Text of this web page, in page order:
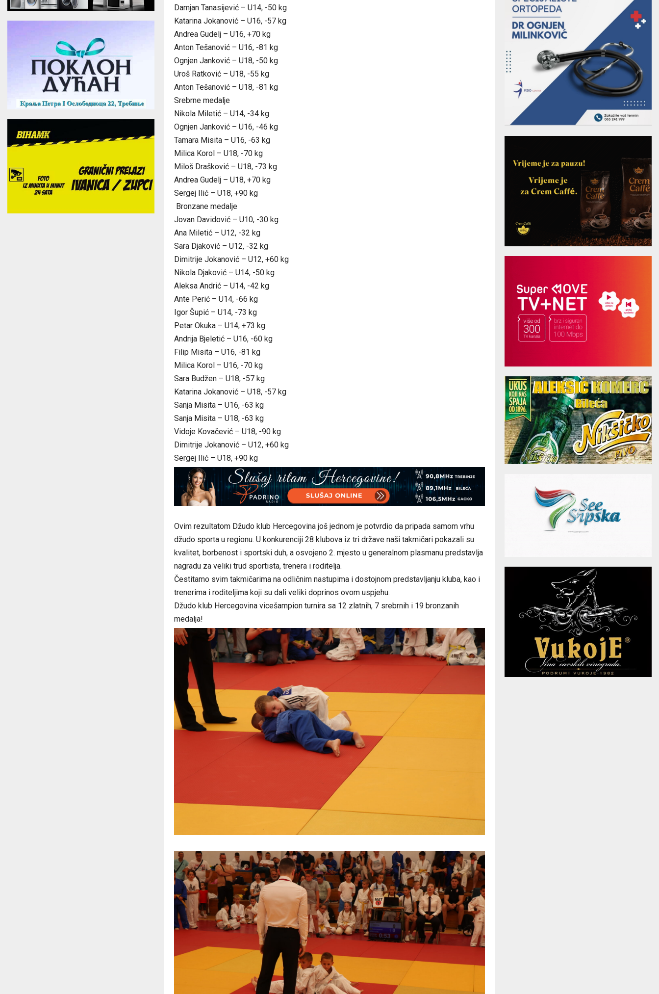
Damjan Tanasijević – U14, -50 kg
Katarina Jokanović – U16, -57 kg
Andrea Gudelj – U16, +70 kg
Anton Tešanović – U16, -81 kg
Ognjen Janković – U18, -50 kg
Uroš Ratković – U18, -55 kg
Anton Tešanović – U18, -81 kg
Srebrne medalje
Nikola Miletić – U14, -34 kg
Ognjen Janković – U16, -46 kg
Tamara Misita – U16, -63 kg
Milica Korol – U18, -70 kg
Miloš Drašković – U18, -73 kg
Andrea Gudelj – U18, +70 kg
Sergej Ilić – U18, +90 kg
Bronzane medalje
Jovan Davidović – U10, -30 kg
Ana Miletić – U12, -32 kg
Sara Djaković – U12, -32 kg
Dimitrije Jokanović – U12, +60 kg
Nikola Djaković – U14, -50 kg
Aleksa Andrić – U14, -42 kg
Ante Perić – U14, -66 kg
Igor Šupić – U14, -73 kg
Petar Okuka – U14, +73 kg
Andrija Bjeletić – U16, -60 kg
Filip Misita – U16, -81 kg
Milica Korol – U16, -70 kg
Sara Budžen – U18, -57 kg
Katarina Jokanović – U18, -57 kg
Sanja Misita – U16, -63 kg
Sanja Misita – U18, -63 kg
Vidoje Kovačević – U18, -90 kg
Dimitrije Jokanović – U12, +60 kg
Sergej Ilić – U18, +90 kg
Ovim rezultatom Džudo klub Hercegovina još jednom je potvrdio da pripada samom vrhu
džudo sporta u regionu. U konkurenciji 28 klubova iz tri države naši takmičari pokazali su
kvalitet, borbenost i sportski duh, a osvojeno 2. mjesto u generalnom plasmanu predstavlja
nagradu za veliki trud sportista, trenera i roditelja.
Čestitamo svim takmičarima na odličnim nastupima i dostojnom predstavljanju kluba, kao i
trenerima i roditeljima koji su dali veliki doprinos ovom uspjehu.
Džudo klub Hercegovina vicešampion turnira sa 12 zlatnih, 7 srebrnih i 19 bronzanih
medalja!